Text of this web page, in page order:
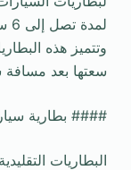
سعتها بعد مسافة سير تصل
#### بطارية
البطاريات